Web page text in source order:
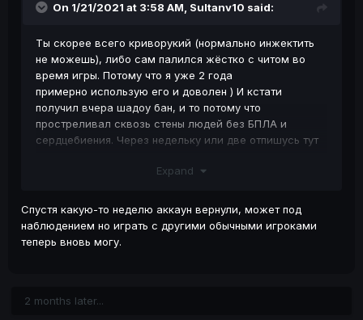
On 1/21/2021 at 3:58 AM, Sultanv10 said:
Ты скорее всего криворукий (нормально инжектить
не можешь), либо сам палился жёстко с читом во
время игры. Потому что я уже 2 года
примерно использую его и доволен ) И кстати
получил вчера шадоу бан, и то потому что
простреливал сквозь стены людей без БПЛА и
сердцебиения. Через недельку или две отпишусь тут
Expand
Спустя какую-то неделю аккаун вернули, может под
наблюдением но играть с другими обычными игроками
теперь вновь могу.
2 months later...